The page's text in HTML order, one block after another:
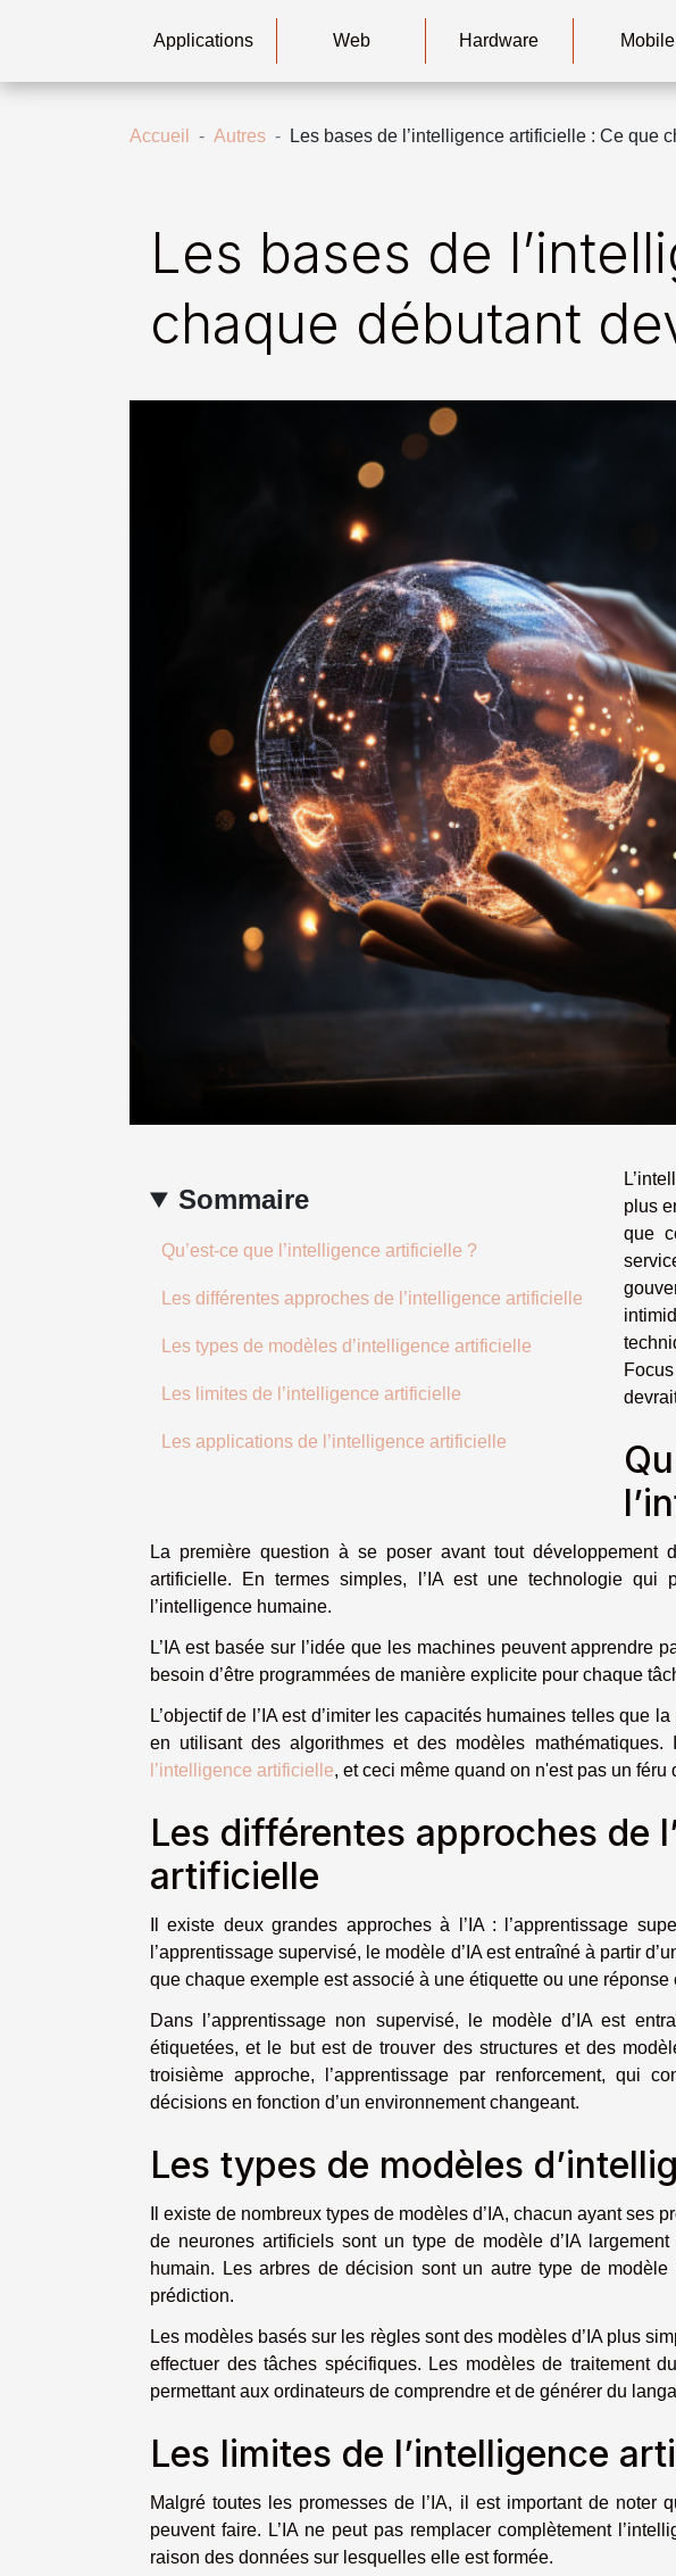
Applications Web Hardware Mobile
Accueil Autres Les bases de l’intelligence artificielle : Ce que
Les bases de
chaque débutant
Sommaire
Qu’est-ce que l’intelligence artificielle ?
Les différentes approches de l’intelligence artificielle
Les types de modèles d’intelligence artificielle
Les limites de l’intelligence artificielle
Les applications de l’intelligence artificielle
plus
que
La première question à se poser avant tout développement
artificielle. En termes simples, l’IA est une technologie qui
l’intelligence humaine.
L’IA est basée sur l’idée que les machines peuvent apprendre
besoin d’être programmées de manière explicite pour chaque
L’objectif de l’IA est d’imiter les capacités humaines telles que
en utilisant des algorithmes et des modèles
l’intelligence artificielle, et ceci même quand on n'est pas un féru
Les différentes approches de
artificielle
Il existe deux grandes approches à l’IA : l’apprentissage
l’apprentissage supervisé, le modèle d’IA est entraîné à partir
que chaque exemple est associé à une étiquette ou une réponse
Dans l’apprentissage non supervisé, le modèle d’IA est
étiquetées, et le but est de trouver des structures et des
troisième approche, l’apprentissage par renforcement, qui
décisions en fonction d’un environnement changeant.
Les types de modèles
Il existe de nombreux types de modèles d’IA, chacun ayant ses
de neurones artificiels sont un type de modèle d’IA
humain. Les arbres de décision sont un autre type de
prédiction.
Les modèles basés sur les règles sont des modèles d’IA plus
effectuer des tâches spécifiques. Les modèles de traitement
permettant aux ordinateurs de comprendre et de générer du
Les limites de l’intelligence
Malgré toutes les promesses de l’IA, il est important de noter
peuvent faire. L’IA ne peut pas remplacer complètement
raison des données sur lesquelles elle est formée.